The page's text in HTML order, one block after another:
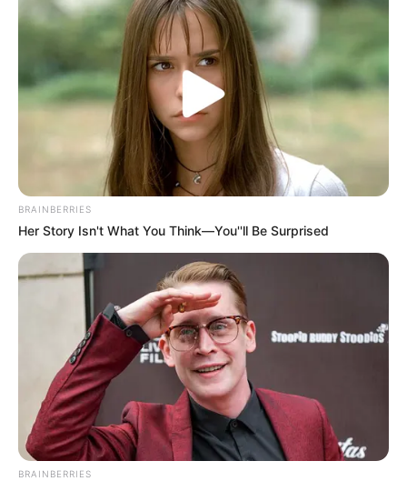
BRAINBERRIES
Her Story Isn't What You Think—You''ll Be Surprised
BRAINBERRIES